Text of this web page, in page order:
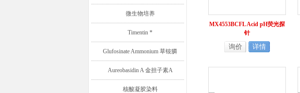
微生物培养
Timentin *
Glufosinate Ammonium 草铵膦
Aureobasidin A 金担子素A
核酸凝胶染料
MX4553BCFL Acid pH荧光探
针
询价 详情